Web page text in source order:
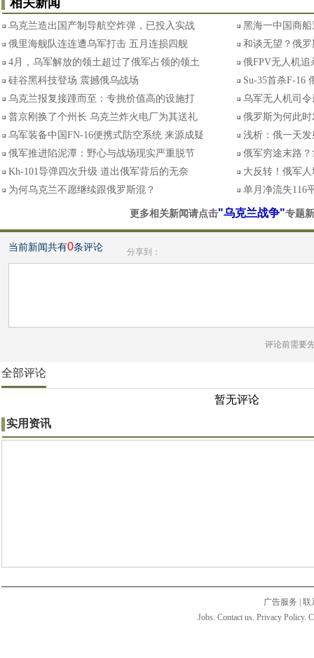
相关新闻
乌克兰造出国产制导航空炸弹，已投入实战
黑海一中国商
俄里海舰队连连遭乌军打击 五月连损四舰
和谈无望？俄
4月，乌军解放的领土超过了俄军占领的领土
俄FPV无人机
硅谷黑科技登场 震撼俄乌战场
Su-35首杀F-16
乌克兰报复接踵而至：专挑价值高的设施打
乌军无人机司
普京刚换了个州长 乌克兰炸火电厂为其送礼
俄罗斯为何此
乌军装备中国FN-16便携式防空系统 来源成疑
浅析：俄一天
俄军推进陷泥潭：野心与战场现实严重脱节
俄军穷途末路
Kh-101导弹四次升级 道出俄军背后的无奈
大反转！俄军
为何乌克兰不愿继续跟俄罗斯混？
单月净流失116
更多相关新闻请点击"乌克兰战争"专题
当前新闻共有0条评论 分享到：
评论前需要
全部评论
暂无评论
实用资讯
广告服务
联
Jobs. Contact us. Privacy Policy.